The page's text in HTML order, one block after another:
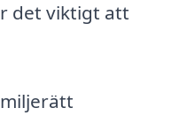
det viktigt att